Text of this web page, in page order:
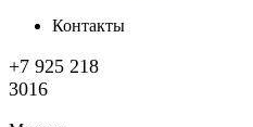
Контакты
+7 925 218
3016